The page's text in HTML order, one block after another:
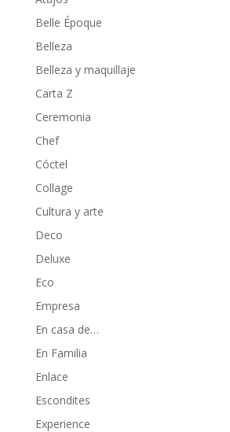
Belle Époque
Belleza
Belleza y maquillaje
Carta Z
Ceremonia
Chef
Cóctel
Collage
Cultura y arte
Deco
Deluxe
Eco
Empresa
En casa de…
En Familia
Enlace
Escondites
Experience